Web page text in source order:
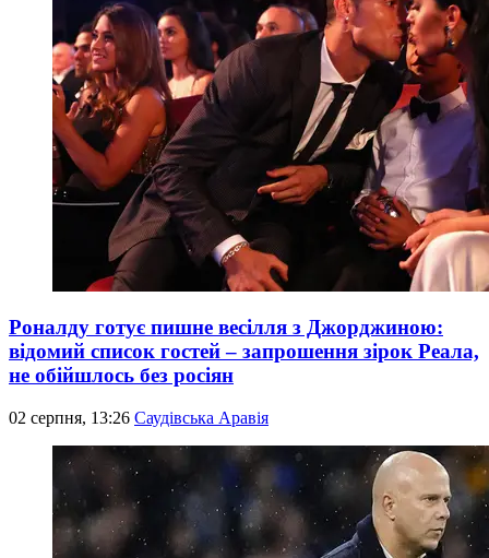
Роналду готує пишне весілля з Джорджиною:
відомий список гостей – запрошення зірок Реала,
не обійшлось без росіян
02 серпня, 13:26 Саудівська Аравія